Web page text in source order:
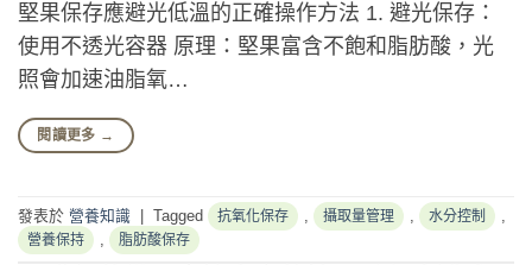
堅果保存應避光低溫的正確操作方法 1. 避光保存：
使用不透光容器 原理：堅果富含不飽和脂肪酸，光
照會加速油脂氧…
閱讀更多 →
發表於 營養知識 Tagged 抗氧化保存 , 攝取量管理 , 水分控制 ,
營養保持 , 脂肪酸保存